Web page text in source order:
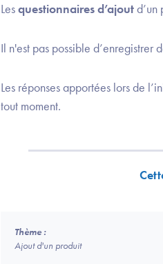
Lesquestionnaires d’ajout
Il n'est pas possible d’enregistrer
Les réponses apportées lors de
tout moment.
Thème :
Ajout d'un produit